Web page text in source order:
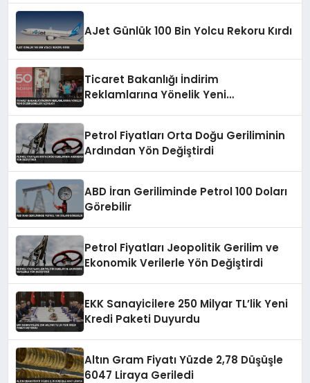
AJet Günlük 100 Bin Yolcu Rekoru Kırdı
Ticaret Bakanlığı İndirim
Reklamlarına Yönelik Yeni
Petrol Fiyatları Orta Doğu Geriliminin
Ardından Yön Değiştirdi
ABD İran Geriliminde Petrol 100 Doları
Görebilir
Petrol Fiyatları Jeopolitik Gerilim ve
Ekonomik Verilerle Yön Değiştirdi
EKK Sanayicilere 250 Milyar TL’lik Yeni
Kredi Paketi Duyurdu
Altın Gram Fiyatı Yüzde 2,78 Düşüşle
6047 Liraya Geriledi